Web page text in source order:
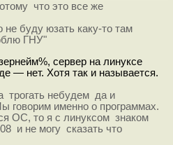
что это все же
не буду юзать каку-то там
ГНУ"
сервер на линуксе
— нет. Хотя так и называется.
небудем да и
именно о программах.
ОС, то я с линуксом знаком
и не могу сказать что